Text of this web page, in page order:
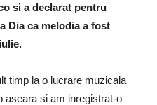
si a declarat pentru
Dia ca melodia a fost
timp la o lucrare muzicala
si am inregistrat-o